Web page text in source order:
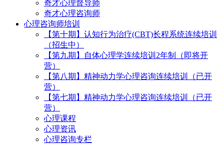
奇才心理督导师
奇才心理咨询师
心理咨询师培训
【第十期】认知行为治疗(CBT)长程系统连续培训
（招生中）
【第九期】自体心理学连续培训2年制（即将开
营）
【第八期】精神动力学心理咨询连续培训（已开
营）
【第七期】精神动力学心理咨询连续培训（已开
营）
心理课程
心理资讯
心理咨询专栏